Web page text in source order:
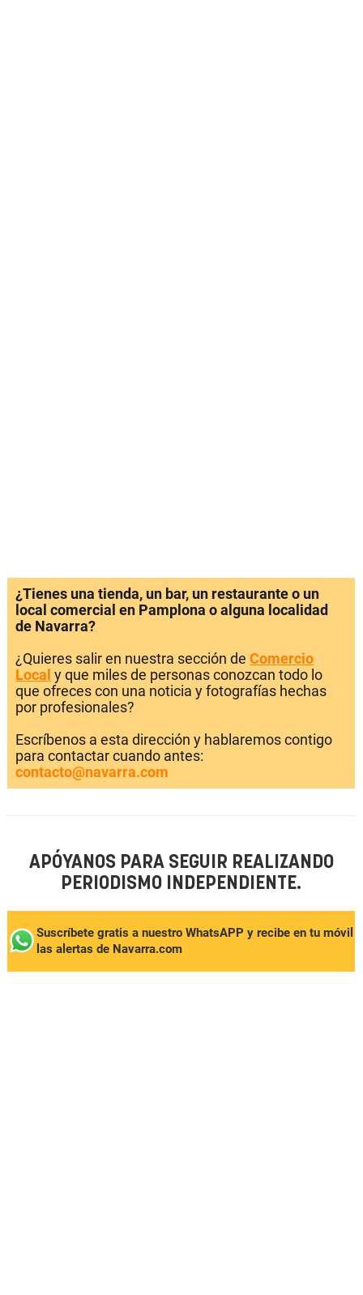
¿Tienes una tienda, un bar, un restaurante o un
local comercial en Pamplona o alguna localidad
de Navarra?
¿Quieres salir en nuestra sección de Comercio
Local y que miles de personas conozcan todo lo
que ofreces con una noticia y fotografías hechas
por profesionales?
Escríbenos a esta dirección y hablaremos contigo
para contactar cuando antes:
contacto@navarra.com
APÓYANOS PARA SEGUIR REALIZANDO
PERIODISMO INDEPENDIENTE.
Suscríbete gratis a nuestro WhatsAPP y recibe en tu móvil
las alertas de Navarra.com